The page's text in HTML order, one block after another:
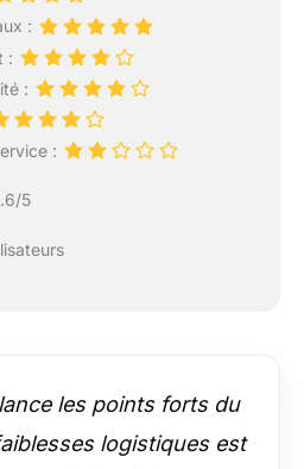
:
:
:
:
5
les points forts du
logistiques est